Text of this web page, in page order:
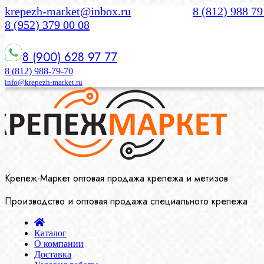
krepezh-market@inbox.ru
8 (812) 988
8 (952) 379 00 08
8 (900) 628 97 77
8 (812) 988-79-70
info@krepezh-market.ru
Крепеж-Маркет оптовая продажа крепежа и метизов
Производство и оптовая продажа специального крепежа
Каталог
О компании
Доставка